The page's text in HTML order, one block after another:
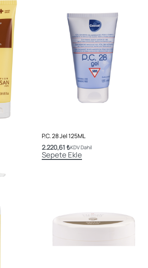
P.C. 28 Jel 125ML
2.220,61 ₺KDV Dahil
Sepete Ekle